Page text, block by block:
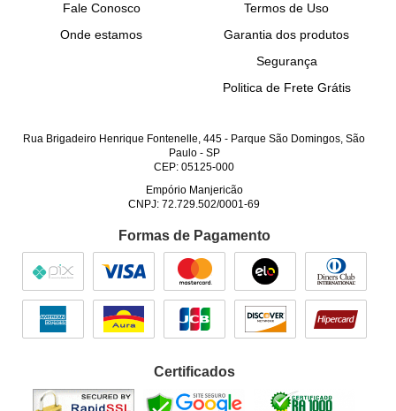
Fale Conosco
Onde estamos
Termos de Uso
Garantia dos produtos
Segurança
Politica de Frete Grátis
Rua Brigadeiro Henrique Fontenelle, 445 - Parque São Domingos, São
Paulo- SP
CEP: 05125-000
Empório Manjericão
CNPJ: 72.729.502/0001-69
Formas de Pagamento
Certificados